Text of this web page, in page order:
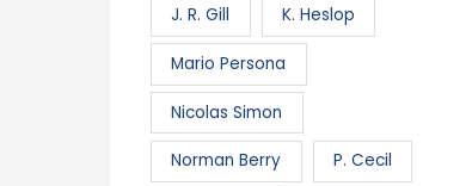
J. R. Gill K. Heslop
Mario Persona
Nicolas Simon
Norman Berry P. Cecil